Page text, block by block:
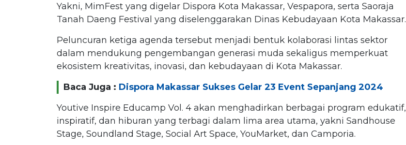
Yakni, MimFest yang digelar Dispora Kota Makassar, Vespapora, serta Saoraja
Tanah Daeng Festival yang diselenggarakan Dinas Kebudayaan Kota Makassar.
Peluncuran ketiga agenda tersebut menjadi bentuk kolaborasi lintas sektor
dalam mendukung pengembangan generasi muda sekaligus memperkuat
ekosistem kreativitas, inovasi, dan kebudayaan di Kota Makassar.
Baca Juga : Dispora Makassar Sukses Gelar 23 Event Sepanjang 2024
Youtive Inspire Educamp Vol. 4 akan menghadirkan berbagai program edukatif,
inspiratif, dan hiburan yang terbagi dalam lima area utama, yakni Sandhouse
Stage, Soundland Stage, Social Art Space, YouMarket, dan Camporia.